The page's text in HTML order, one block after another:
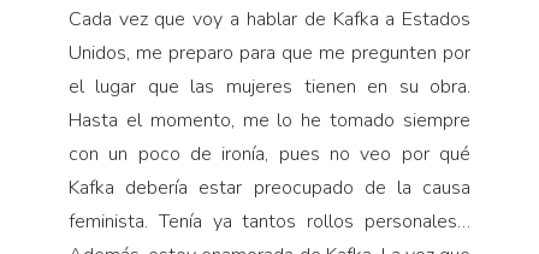
Voces y lecturas
Cada vez que voy a hablar de Kafka a Estados
Unidos, me preparo para que me pregunten por
el lugar que las mujeres tienen en su obra.
Hasta el momento, me lo he tomado siempre
con un poco de ironía, pues no veo por qué
Kafka debería estar preocupado de la causa
feminista. Tenía ya tantos rollos personales…